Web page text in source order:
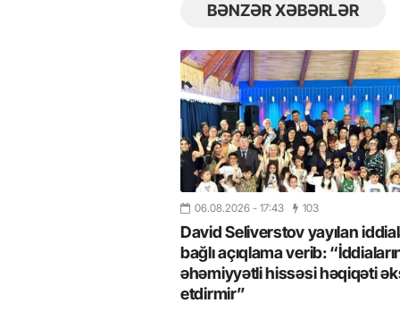
BƏNZƏR XƏBƏRLƏR
06.08.2026 - 17:43 103
David Seliverstov yayılan
bağlı açıqlama verib:
əhəmiyyətli hissəsi həqiqəti
etdirmir”
14.05.2026- 10:58
“ABŞ və Qərb Çinin daha da
istəmir”- VİDEO